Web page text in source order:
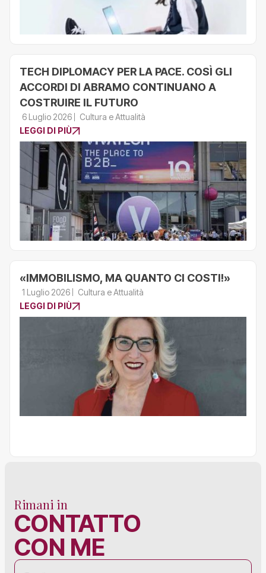
TECH DIPLOMACY PER LA PACE. COSÌ GLI
ACCORDI DI ABRAMO CONTINUANO A
COSTRUIRE IL FUTURO
6 Luglio 2026
Cultura e Attualità
LEGGI DI PIÙ
«IMMOBILISMO, MA QUANTO CI COSTI!»
1 Luglio 2026
Cultura e Attualità
LEGGI DI PIÙ
Rimani in
CONTATTO
CON ME